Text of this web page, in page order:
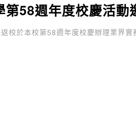
第58週年度校慶活
校於本校第58週年度校慶辦理業界